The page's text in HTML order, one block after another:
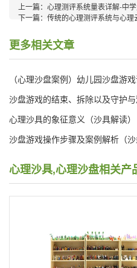
上一篇： 心理测评系统量表详解-中
下一篇： 传统的心理测评系统与心
更多相关文章
（心理沙盘案例）幼儿园沙盘游
沙盘游戏的结束、拆除以及守护与
心理沙具的象征意义（沙具解读）
沙盘游戏操作步骤及案例解析（沙
心理沙具,心理沙盘相关产